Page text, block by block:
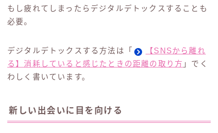
もし疲れてしまったらデジタルデトックスすることも
必要。
デジタルデトックスする方法は「
【SNSから離れ
る】消耗していると感じたときの距離の取り方 」でく
わしく書いています。
新しい出会いに目を向ける